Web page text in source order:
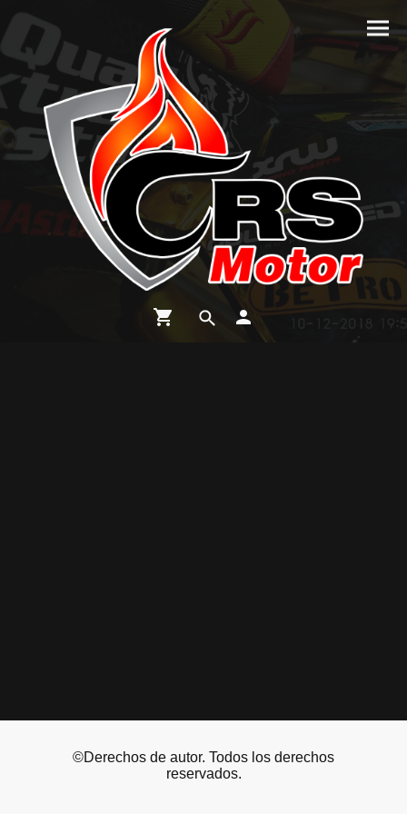
©Derechos de autor. Todos los derechos
reservados.